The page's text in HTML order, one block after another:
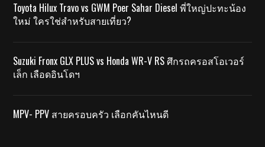
Toyota Hilux Travo vs GWM Poer Sahar Diesel พี่ใหญ่ปะทะน้อง
ใหม่ ใครใช่สำหรับสายเที่ยว?
Suzuki Fronx GLX PLUS vs Honda WR-V RS ศึกรถครอสโอเวอร์
เล็ก เลือดอินโดฯ
MPV- PPV สายครอบครัว เลือกคันไหนดี